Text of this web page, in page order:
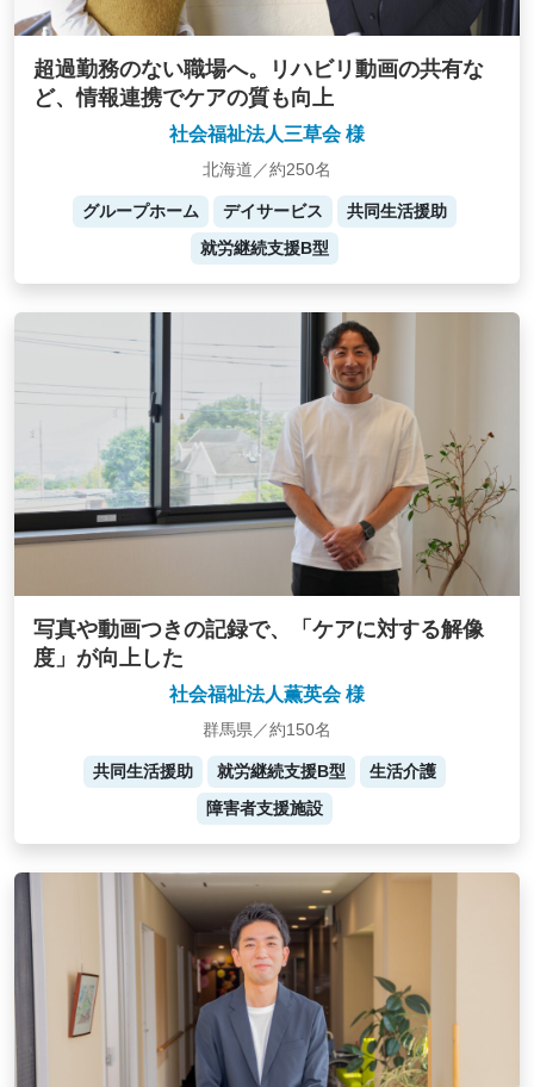
超過勤務のない職場へ。リハビリ動画の共有な
ど、情報連携でケアの質も向上
社会福祉法人三草会 様
北海道／約250名
グループホーム デイサービス
共同生活援助
就労継続支援B型
写真や動画つきの記録で、「ケアに対する解像
度」が向上した
社会福祉法人薫英会 様
群馬県／約150名
共同生活援助 就労継続支援B型
生活介護
障害者支援施設